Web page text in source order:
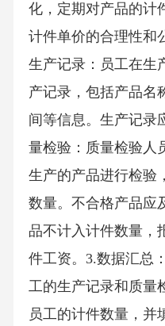
化，定期对产品的计
计件单价的合理性和
生产记录：员工在生
产记录，包括产品名
间等信息。生产记录
量检验：质量检验人
生产的产品进行检验
数量。不合格产品应
品不计入计件数量，
件工资。3.数据汇总
工的生产记录和质量
员工的计件数量，并